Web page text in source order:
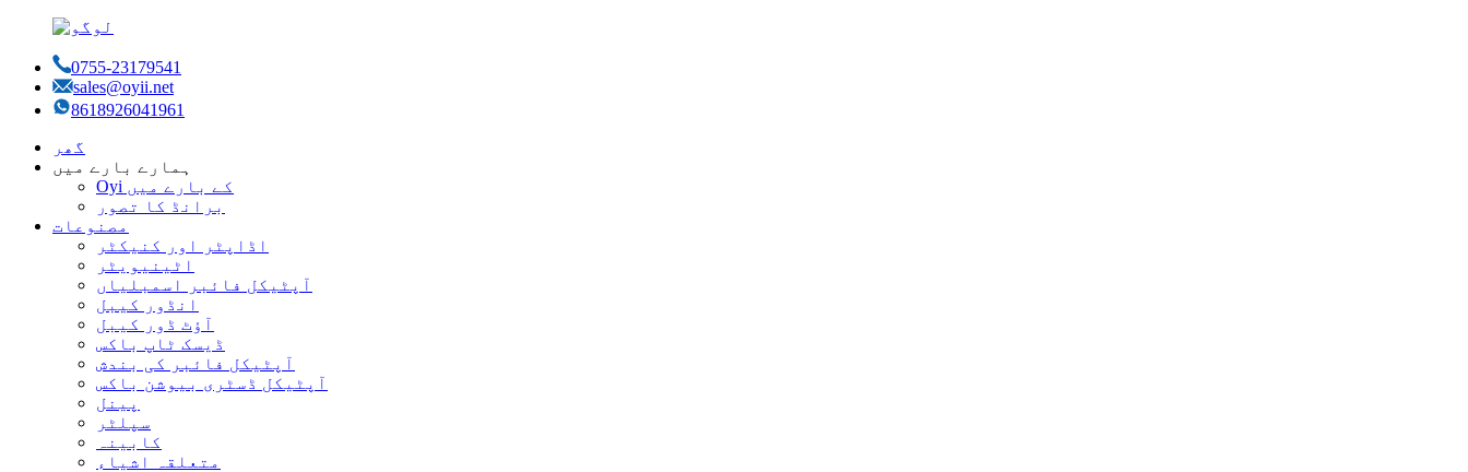
0755-23179541
sales@oyii.net
8618926041961
گھر
ہمارے بارے میں
Oyi کے بارے میں
برانڈ کا تصور
مصنوعات
اڈاپٹر اور کنیکٹر
اٹینیویٹر
آپٹیکل فائبر اسمبلیاں
انڈور کیبل
آؤٹ ڈور کیبل
ڈیسک ٹاپ باکس
آپٹیکل فائبر کی بندش
آپٹیکل ڈسٹری بیوشن باکس
پینل
سپلٹر
کابینہ
متعلقہ اشیاء